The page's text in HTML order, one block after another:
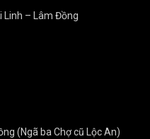
Linh – Lâm Đồng
(Ngã ba Chợ cũ Lộc An)